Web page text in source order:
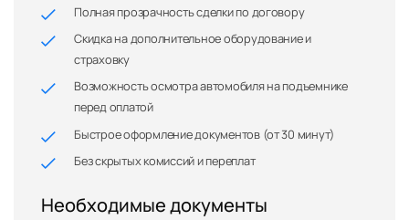
Полная прозрачность сделки по договору
Скидка на дополнительное оборудование и
страховку
Возможность осмотра автомобиля на подъемнике
перед оплатой
Быстрое оформление документов (от 30 минут)
Без скрытых комиссий и переплат
Необходимые документы